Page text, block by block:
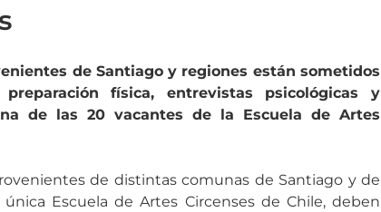
de Santiago y regiones están sometidos
física, entrevistas psicológicas y
de las 20 vacantes de la Escuela de Artes
de distintas comunas de Santiago y de
Escuela de Artes Circenses de Chile, deben